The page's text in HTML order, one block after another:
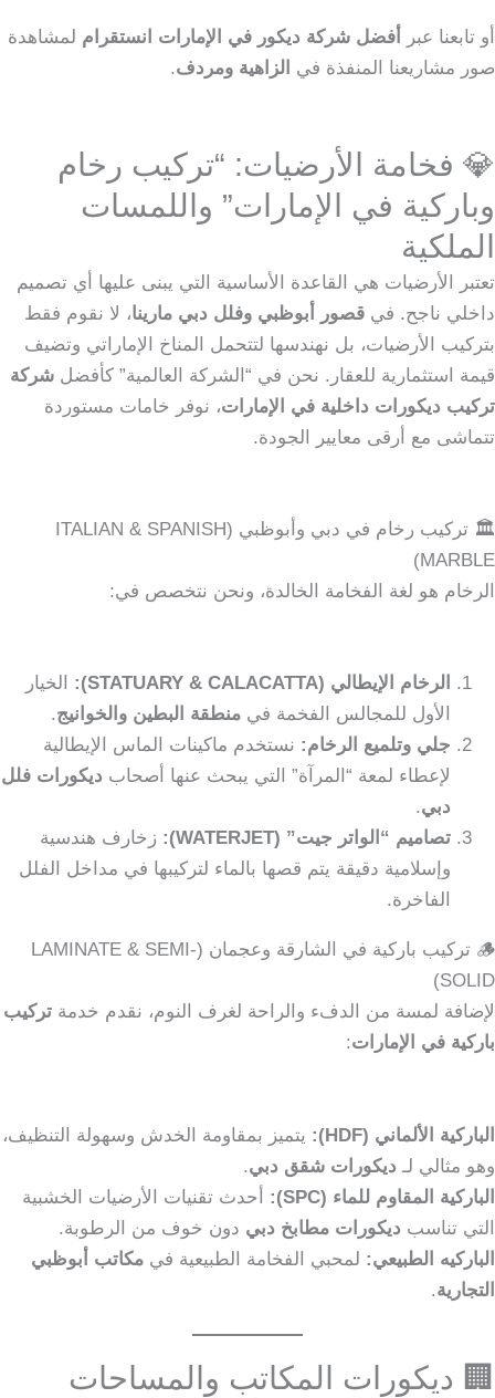
أو تابعنا عبر أفضل شركة ديكور في الإمارات انستقرام لمشاهدة
صور مشاريعنا المنفذة في الزاهية ومردف.
💎 فخامة الأرضيات: “تركيب رخام
وباركية في الإمارات” واللمسات
الملكية
تعتبر الأرضيات هي القاعدة الأساسية التي يبنى عليها أي تصميم
داخلي ناجح. في قصور أبوظبي وفلل دبي مارينا، لا نقوم فقط
بتركيب الأرضيات، بل نهندسها لتتحمل المناخ الإماراتي وتضيف
قيمة استثمارية للعقار. نحن في “الشركة العالمية” كأفضل شركة
تركيب ديكورات داخلية في الإمارات، نوفر خامات مستوردة
تتماشى مع أرقى معايير الجودة.
🏛️ تركيب رخام في دبي وأبوظبي (ITALIAN & SPANISH
MARBLE)
الرخام هو لغة الفخامة الخالدة، ونحن نتخصص في:
الرخام الإيطالي (STATUARY & CALACATTA):
الخيار
الأول للمجالس الفخمة في منطقة البطين والخوانيج.
جلي وتلميع الرخام: نستخدم ماكينات الماس الإيطالية
لإعطاء لمعة “المرآة” التي يبحث عنها أصحاب ديكورات فلل
دبي.
تصاميم “الواتر جيت” (WATERJET):
زخارف هندسية
وإسلامية دقيقة يتم قصها بالماء لتركيبها في مداخل الفلل
الفاخرة.
🪵 تركيب باركية في الشارقة وعجمان (LAMINATE & SEMI-
SOLID)
لإضافة لمسة من الدفء والراحة لغرف النوم، نقدم خدمة تركيب
باركية في الإمارات:
الباركية الألماني (HDF):
يتميز بمقاومة الخدش وسهولة التنظيف،
وهو مثالي لـ ديكورات شقق دبي.
الباركية المقاوم للماء (SPC):
أحدث تقنيات الأرضيات الخشبية
التي تناسب ديكورات مطابخ دبي دون خوف من الرطوبة.
الباركيه الطبيعي: لمحبي الفخامة الطبيعية في مكاتب أبوظبي
التجارية.
🏢 ديكورات المكاتب والمساحات